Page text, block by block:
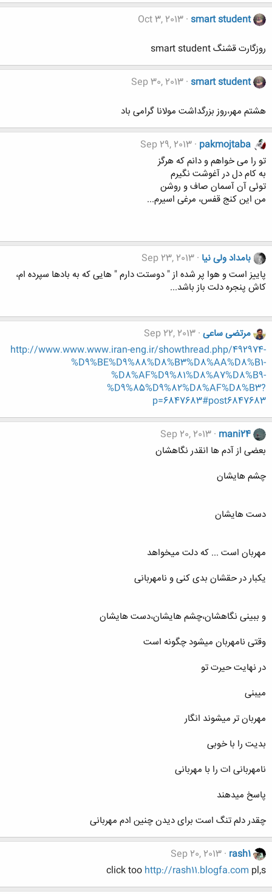
smart student
Oct 3, 2013
روزگارت قشنگ smart student
smart student
Sep 30, 2013
هشتم مهر،روز بزرگداشت مولانا گرامی باد
pakmojtaba
Sep 29, 2013
تو را می خواهم و دانم که هرگز
به کام دل در آغوشت نگیرم
توئی آن آسمان صاف و روشن
من این کنج قفس، مرغی اسیرم...
بامداد ولی نیا Sep 23, 2013
پاییز است و هوا پر شده از " دوستت دارم " هایی که به بادها سپرده ام،
کاش پنجره دلت باز باشد...
مرتضی ساعی Sep 22, 2013
http://www.www.www.iran-eng.ir/showthread.php/492974-
%D9%BE%D9%88%D8%B3%D8%AA%D8%B1-
%D8%AF%D9%81%D8%A7%D8%B9-
%D9%85%D9%82%D8%AF%D8%B3?
p=6847683#post6847683
mani24
Sep 20, 2013
بعضی از آدم ها انقدر نگاهشان
چشم هایشان
دست هایشان
مهربان است ... كه دلت میخواهد
یكبار در حقشان بدی كنی و نامهربانی
و ببینی نگاهشان،چشم هایشان،دست هایشان
وقتی نامهربان میشود چگونه است
در نهایت حیرت تو
میبنی
مهربان تر میشوند انگار
بدیت را با خوبی
نامهربانی ات را با مهربانی
پاسخ میدهند
چقدر دلم تنگ است برای دیدن چنین ادم مهربانی
rash1
Sep 20, 2013
click too http://rash11.blogfa.com pl,s